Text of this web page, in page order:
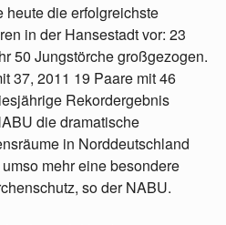
heute die erfolgreichste
in der Hansestadt vor: 23
50 Jungstörche großgezogen.
37, 2011 19 Paare mit 46
Rekordergebnis
die dramatische
in Norddeutschland
mehr eine besondere
so der NABU.